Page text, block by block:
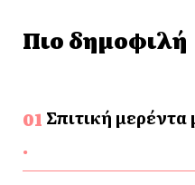
Πιο δημοφιλή
Σπιτική